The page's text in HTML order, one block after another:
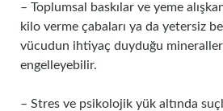
– Toplumsal baskılar ve yeme
kilo verme çabaları ya da yetersiz
vücudun ihtiyaç duyduğu mineralleri
engelleyebilir.
– Stres ve psikolojik yük altında